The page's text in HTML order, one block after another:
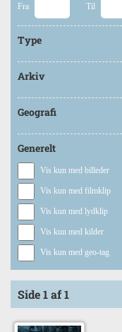
Fra Til
Type
Arkiv
Geografi
Generelt
Vis kun med billeder
Vis kun med filmklip
Vis kun med lydklip
Vis kun med kilder
Vis kun med geo-tag
Side 1 af 1